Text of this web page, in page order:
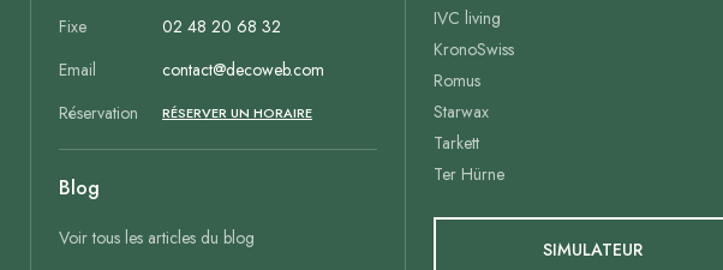
Fixe
02 48 20 68 32
Email
contact@decoweb.com
Réservation
RÉSERVER UN HORAIRE
Blog
Voir tous les articles du blog
IVC living
KronoSwiss
Romus
Starwax
Tarkett
Ter Hürne
SIMULATEUR